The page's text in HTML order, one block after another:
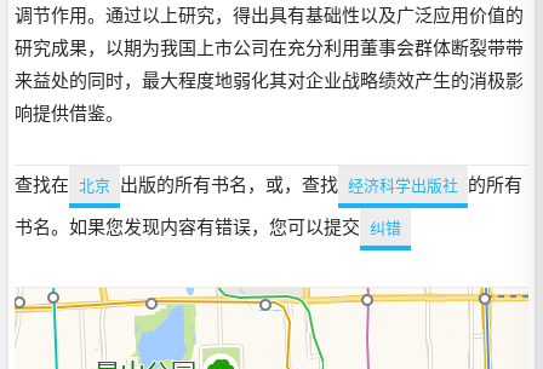
调节作用。通过以上研究，得出具有基础性以及广泛应用价值的
研究成果，以期为我国上市公司在充分利用董事会群体断裂带带
来益处的同时，最大程度地弱化其对企业战略绩效产生的消极影
响提供借鉴。
查找在 北京 出版的所有书名，或，查找 经济科学出版社 的所有
书名。如果您发现内容有错误，您可以提交 纠错